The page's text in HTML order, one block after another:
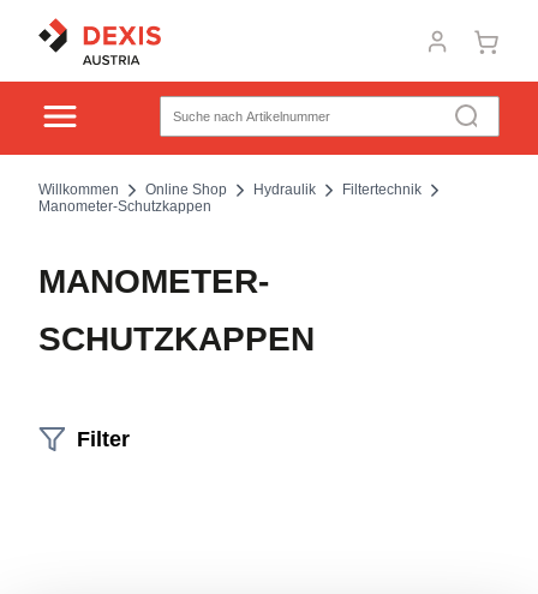
Willkommen Online Shop Hydraulik
Filtertechnik
Manometer-Schutzkappen
MANOMETER-
SCHUTZKAPPEN
Filter